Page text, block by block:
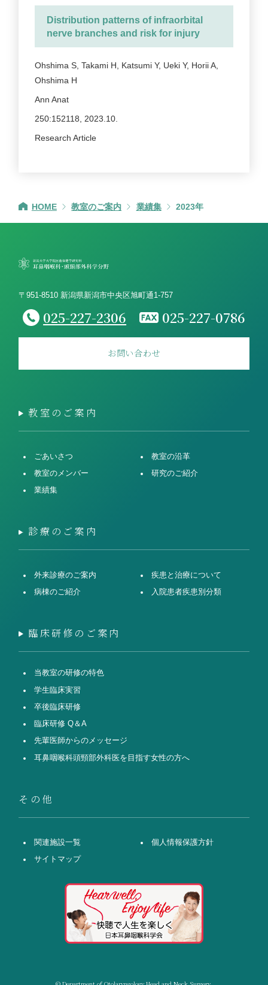
Distribution patterns of infraorbital
nerve branches and risk for injury
Ohshima S, Takami H, Katsumi Y, Ueki Y, Horii A,
Ohshima H
Ann Anat
250:152118, 2023.10.
Research Article
HOME 教室のご案内 業績集 2023年
〒951-8510 新潟県新潟市中央区旭町通1-757
025-227-2306 025-227-0786
お問い合わせ
教室のご案内
ごあいさつ 教室の沿革
教室のメンバー 研究のご紹介
業績集
診療のご案内
外来診療のご案内 疾患と治療について
病棟のご紹介 入院患者疾患別分類
臨床研修のご案内
当教室の研修の特色
学生臨床実習
卒後臨床研修
臨床研修 Q＆A
先輩医師からのメッセージ
耳鼻咽喉科頭頸部外科医を目指す女性の方へ
その他
関連施設一覧 個人情報保護方針
サイトマップ